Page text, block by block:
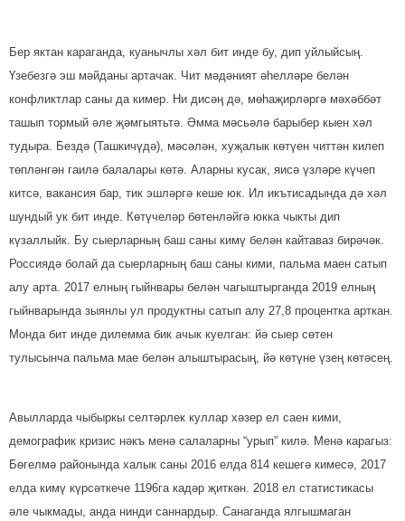
Бер яктан караганда, куанычлы хәл бит инде бу, дип уйлыйсың.
Үзебезгә эш мәйданы артачак. Чит мәдәният әһелләре белән
конфликтлар саны да кимер. Ни дисәң дә, мөһаҗирләргә мәхәббәт
ташып тормый әле җәмгыятьтә. Әмма мәсьәлә барыбер кыен хәл
тудыра. Бездә (Ташкичүдә), мәсәлән, хуҗа­лык көтүен читтән килеп
төпләнгән гаилә балалары көтә. Аларны кусак, яисә үзләре күчеп
китсә, вакансия бар, тик эшләргә кеше юк. Ил икътисадында дә хәл
шундый ук бит инде. Көтүчеләр бөтенләйгә юкка чыкты дип
күзаллыйк. Бу сыерларның баш саны кимү белән кайтаваз бирәчәк.
Россиядә болай да сыерларның баш саны кими, пальма маен сатып
алу арта. 2017 елның гыйнвары белән чагыштырганда 2019 елның
гыйнварында зыянлы ул продукт­ны сатып алу 27,8 процентка арткан.
Монда бит инде дилемма бик ачык куелган: йә сыер сөтен
тулысынча пальма мае белән алыш­тырасың, йә көтүне үзең көтәсең.
Авылларда чыбыркы сел­тәр­лек куллар хәзер ел саен кими,
демографик кризис нәкъ менә салаларны “урып” килә. Менә карагыз:
Бөгелмә районында халык саны 2016 елда 814 кешегә кимесә, 2017
елда кимү күрсәткече 1196га кадәр җиткән. 2018 ел статистикасы
әле чыкмады, анда нинди саннардыр. Санаганда ялгышмаган